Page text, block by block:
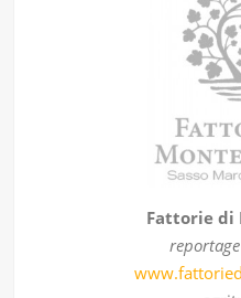
Fattorie di